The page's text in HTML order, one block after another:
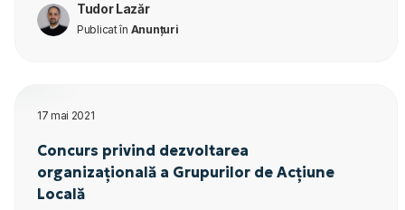
Tudor Lazăr
Publicat în Anunțuri
17 mai 2021
Concurs privind dezvoltarea
organizațională a Grupurilor de Acțiune
Locală